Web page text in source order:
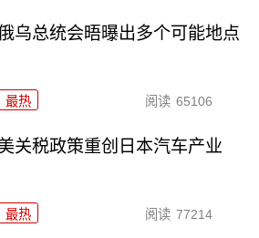
乌总统会晤曝出多个可能地点
最热 阅读 65106
关税政策重创日本汽车产业
最热 阅读 77214